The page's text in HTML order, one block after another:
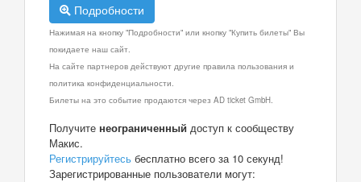
Подробности
Нажимая на кнопку "Подробности" или кнопку "Купить билеты" Вы
покидаете наш сайт.
На сайте партнеров действуют другие правила пользования и
политика конфиденциальности.
Билеты на это событие продаются через AD ticket GmbH.
Получите неограниченный доступ к сообществу
Макис.
Регистрируйтесь бесплатно всего за 10 секунд!
Зарегистрированные пользователи могут: